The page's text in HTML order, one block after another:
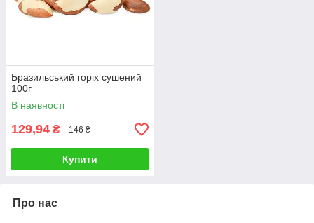
Бразильський горіх сушений
100г
В наявності
129,94 ₴ 146 ₴
Купити
Про нас